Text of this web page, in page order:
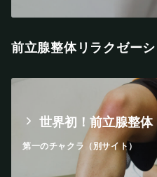
前立腺整体リラクゼー
世界初！前立腺整体
第一のチャクラ（別サイト）